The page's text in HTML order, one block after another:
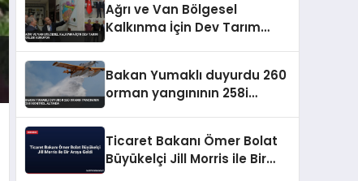
Ağrı ve Van Bölgesel
Kalkınma İçin Dev Tarım
Bakan Yumaklı duyurdu 260
orman yangınının 258i
Ticaret Bakanı Ömer Bolat
Büyükelçi Jill Morris ile Bir